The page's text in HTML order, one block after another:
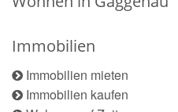
Immobilien
Immobilien mieten
Immobilien kaufen